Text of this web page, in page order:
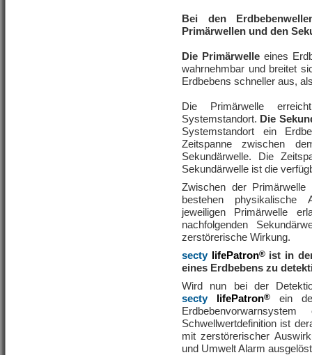
Bei den
Primärwellen und den
Die Primärwelle eines
wahrnehmbar und breitet
Erdbebens schneller aus,
Die Primärwelle
Systemstandort. Die
Systemstandort ein
Zeitspanne zwischen
Sekundärwelle. Die
Sekundärwelle ist die
Zwischen der
bestehen physikalische
jeweiligen Primärwelle
nachfolgenden
zerstörerische Wirkung.
secty lifePatron® ist in
eines Erdbebens zu
Wird nun bei der
secty
lifePatron®
ein
Schwellwertdefinition ist
mit zerstörerischer
und Umwelt Alarm